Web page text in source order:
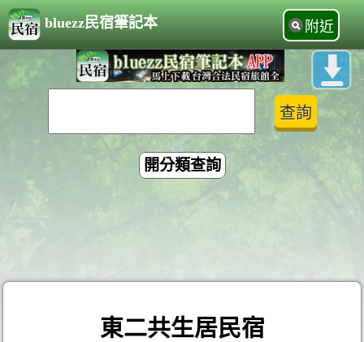
bluezz民宿筆記本 附近
開分類查詢
東二共生居民宿